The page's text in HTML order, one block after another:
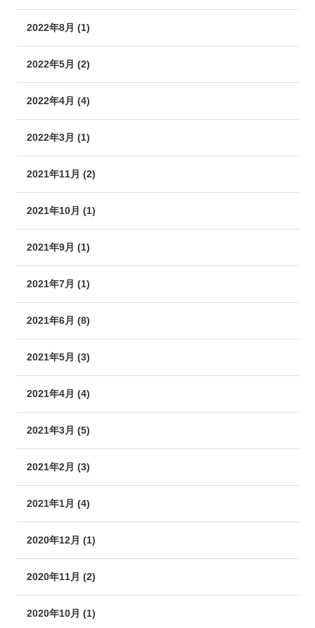
2022年8月 (1)
2022年5月 (2)
2022年4月 (4)
2022年3月 (1)
2021年11月 (2)
2021年10月 (1)
2021年9月 (1)
2021年7月 (1)
2021年6月 (8)
2021年5月 (3)
2021年4月 (4)
2021年3月 (5)
2021年2月 (3)
2021年1月 (4)
2020年12月 (1)
2020年11月 (2)
2020年10月 (1)